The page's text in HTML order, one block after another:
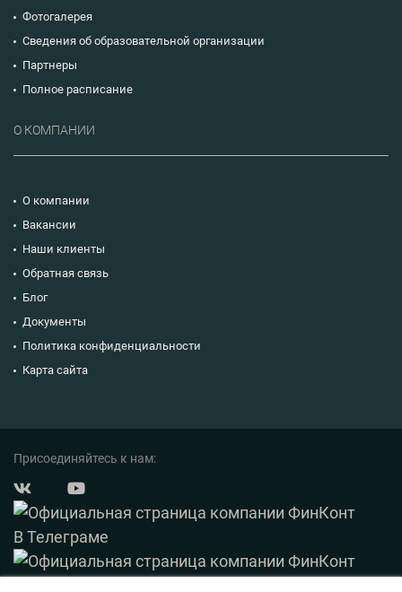
Фотогалерея
Сведения об образовательной организации
Партнеры
Полное расписание
О КОМПАНИИ
О компании
Вакансии
Наши клиенты
Обратная связь
Блог
Документы
Политика конфиденциальности
Карта сайта
Присоединяйтесь к нам: